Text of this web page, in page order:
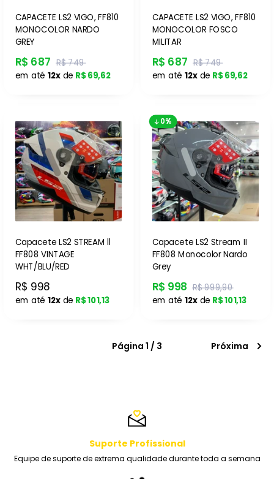
CAPACETE LS2 VIGO, FF810
MONOCOLOR NARDO
GREY
R$ 687 R$ 749
em até 12xde R$ 69,62
CAPACETE LS2 VIGO, FF810
MONOCOLOR FOSCO
MILITAR
R$ 687 R$ 749
em até 12xde R$ 69,62
Capacete LS2 STREAM ll
FF808 VINTAGE
WHT/BLU/RED
R$ 998
em até 12xde R$ 101,13
0%
Capacete LS2 Stream II
FF808 Monocolor Nardo
Grey
R$ 998 R$ 999,90
em até 12xde R$ 101,13
Página 1 / 3 Próxima
Suporte Profissional
Equipe de suporte de extrema qualidade durante toda a semana